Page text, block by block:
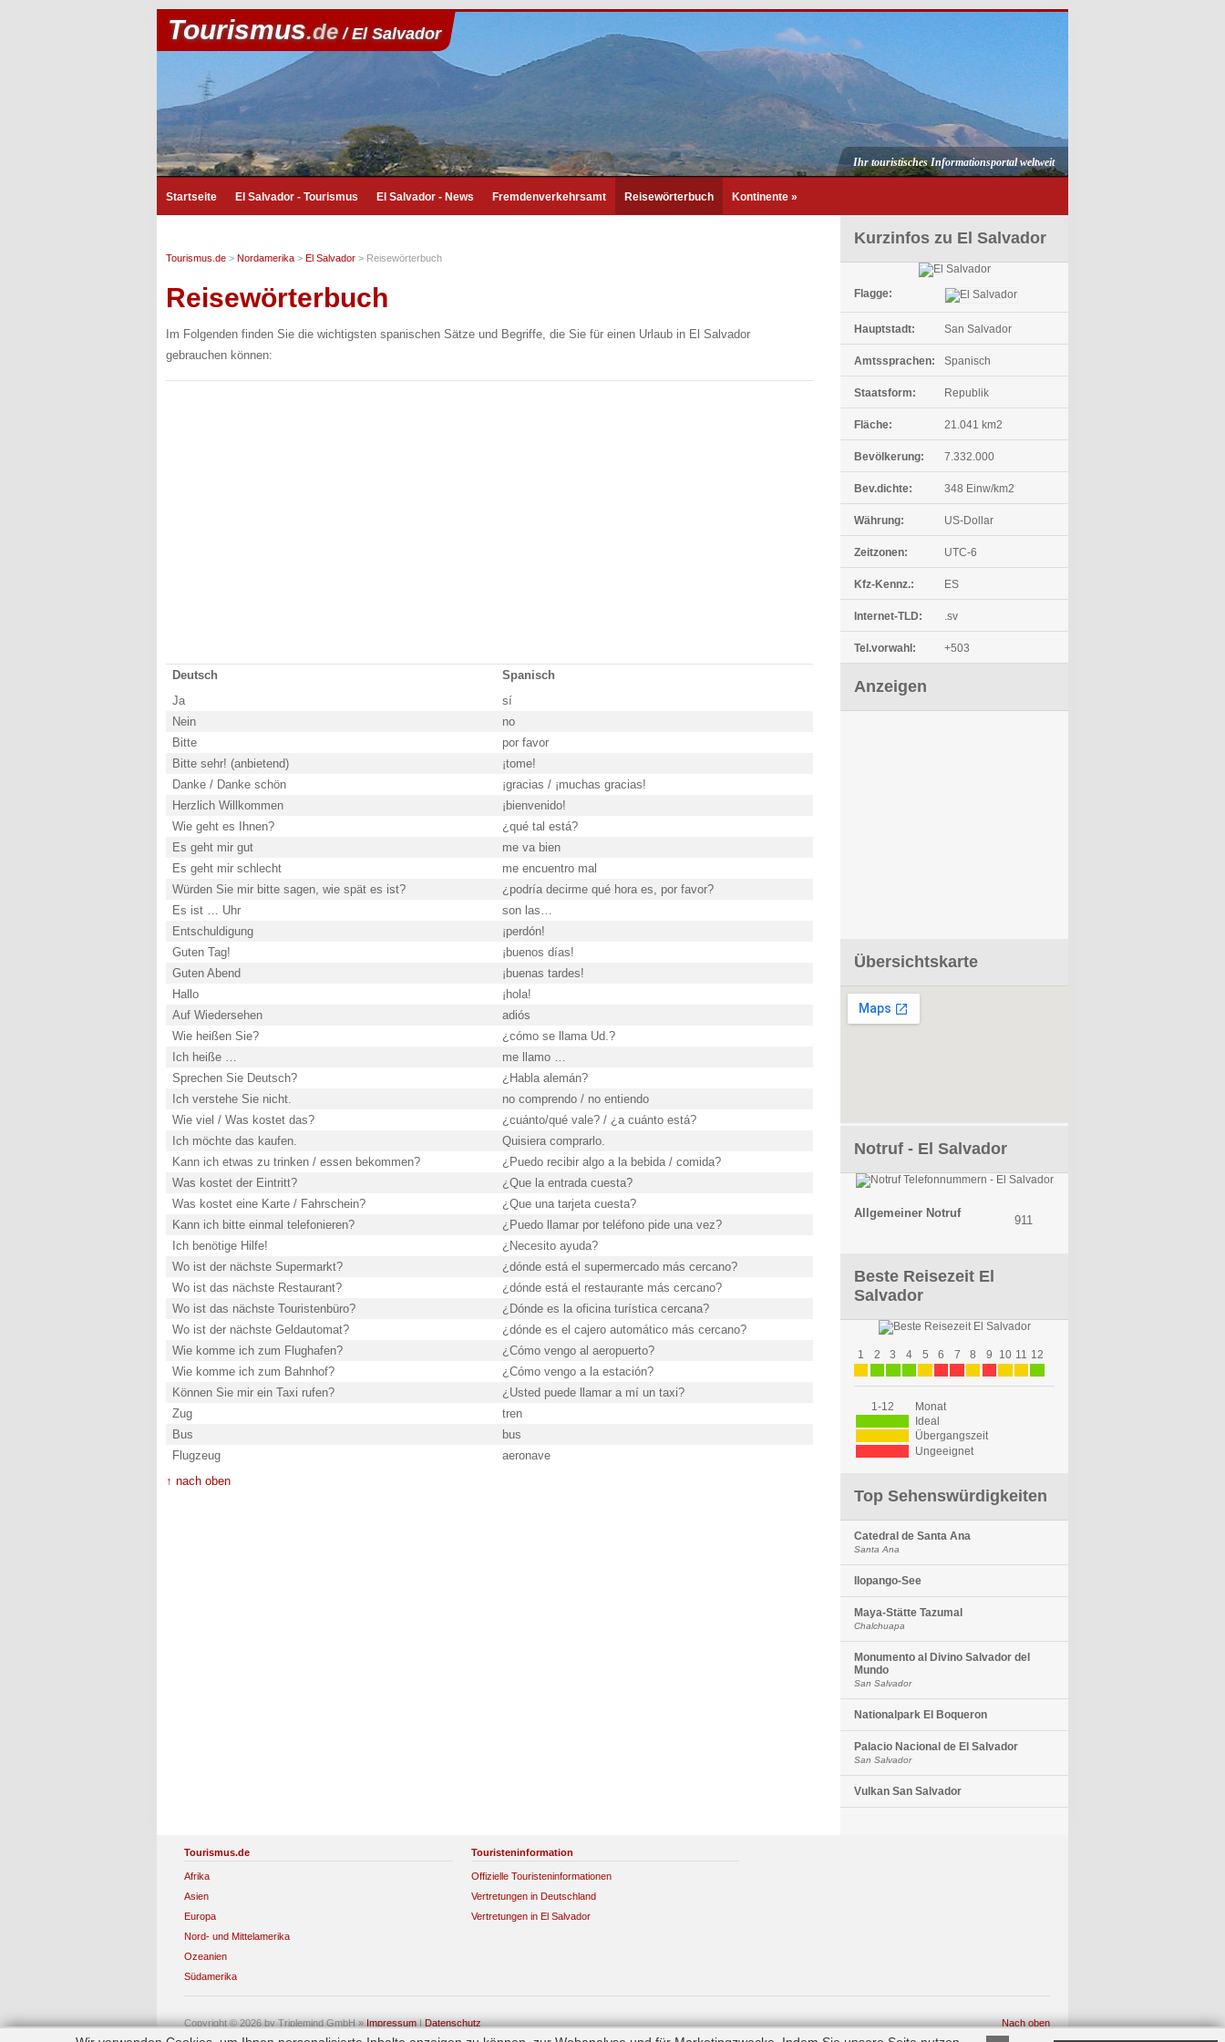
Tourismus.de/ El Salvador
Ihr touristisches Informationsportal weltweit
Startseite El Salvador - Tourismus El Salvador - News Fremdenverkehrsamt Reisewörterbuch Kontinente »
Tourismus.de > Nordamerika > El Salvador > Reisewörterbuch
Reisewörterbuch
Im Folgenden finden Sie die wichtigsten spanischen Sätze und Begriffe, die Sie für einen Urlaub in El Salvador
gebrauchen können:
Deutsch
Spanisch
Ja
sí
Nein
no
Bitte
por favor
Bitte sehr! (anbietend)
¡tome!
Danke / Danke schön
¡gracias / ¡muchas gracias!
Herzlich Willkommen
¡bienvenido!
Wie geht es Ihnen?
¿qué tal está?
Es geht mir gut
me va bien
Es geht mir schlecht
me encuentro mal
Würden Sie mir bitte sagen, wie spät es ist?
¿podría decirme qué hora es, por favor?
Es ist … Uhr
son las…
Entschuldigung
¡perdón!
Guten Tag!
¡buenos días!
Guten Abend
¡buenas tardes!
Hallo
¡hola!
Auf Wiedersehen
adiós
Wie heißen Sie?
¿cómo se llama Ud.?
Ich heiße …
me llamo …
Sprechen Sie Deutsch?
¿Habla alemán?
Ich verstehe Sie nicht.
no comprendo / no entiendo
Wie viel / Was kostet das?
¿cuánto/qué vale? / ¿a cuánto está?
Ich möchte das kaufen.
Quisiera comprarlo.
Kann ich etwas zu trinken / essen bekommen?
¿Puedo recibir algo a la bebida / comida?
Was kostet der Eintritt?
¿Que la entrada cuesta?
Was kostet eine Karte / Fahrschein?
¿Que una tarjeta cuesta?
Kann ich bitte einmal telefonieren?
¿Puedo llamar por teléfono pide una vez?
Ich benötige Hilfe!
¿Necesito ayuda?
Wo ist der nächste Supermarkt?
¿dónde está el supermercado más cercano?
Wo ist das nächste Restaurant?
¿dónde está el restaurante más cercano?
Wo ist das nächste Touristenbüro?
¿Dónde es la oficina turística cercana?
Wo ist der nächste Geldautomat?
¿dónde es el cajero automático más cercano?
Wie komme ich zum Flughafen?
¿Cómo vengo al aeropuerto?
Wie komme ich zum Bahnhof?
¿Cómo vengo a la estación?
Können Sie mir ein Taxi rufen?
¿Usted puede llamar a mí un taxi?
Zug
tren
Bus
bus
Flugzeug
aeronave
↑ nach oben
Kurzinfos zu El Salvador
Flagge:
Hauptstadt: San Salvador
Amtssprachen: Spanisch
Staatsform: Republik
Fläche: 21.041 km2
Bevölkerung: 7.332.000
Bev.dichte: 348 Einw/km2
Währung: US-Dollar
Zeitzonen: UTC-6
Kfz-Kennz.: ES
Internet-TLD: .sv
Tel.vorwahl: +503
Anzeigen
Übersichtskarte
Notruf - El Salvador
Allgemeiner Notruf
911
Beste Reisezeit El
Salvador
1 2 3 4 5 6 7 8 9 10 11 12
1-12
Monat
Ideal
Übergangszeit
Ungeeignet
Top Sehenswürdigkeiten
Catedral de Santa Ana
Santa Ana
Ilopango-See
Maya-Stätte Tazumal
Chalchuapa
Monumento al Divino Salvador del
Mundo
San Salvador
Nationalpark El Boqueron
Palacio Nacional de El Salvador
San Salvador
Vulkan San Salvador
Tourismus.de
Afrika
Asien
Europa
Nord- und Mittelamerika
Ozeanien
Südamerika
Touristeninformation
Offizielle Touristeninformationen
Vertretungen in Deutschland
Vertretungen in El Salvador
Copyright © 2026 by Triplemind GmbH » Impressum|Datenschutz Nach oben